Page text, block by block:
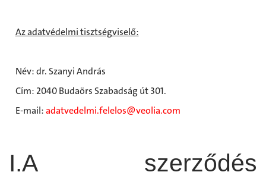
Az adatvédelmi tisztségviselő:
Név: dr. Szanyi András
Cím: 2040 Budaörs Szabadság út 301.
E-mail:adatvedelmi.felelos@veolia.com
I.A szerződés